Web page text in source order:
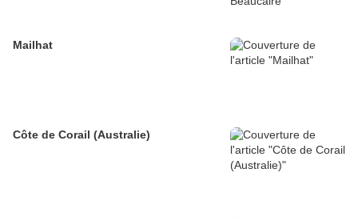
Mailhat
Côte de Corail (Australie)